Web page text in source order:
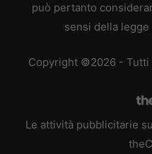
può pertanto
sensi della legge
Copyright ©2026 -
Le attività pubblicitarie